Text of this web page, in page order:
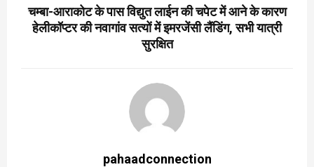
चम्बा-आराकोट के पास विद्युत लाईन की चपेट में आने के कारण
हेलीकॉप्टर की नवागांव सत्यों में इमरजेंसी लैंडिंग, सभी यात्री
सुरक्षित
pahaadconnection